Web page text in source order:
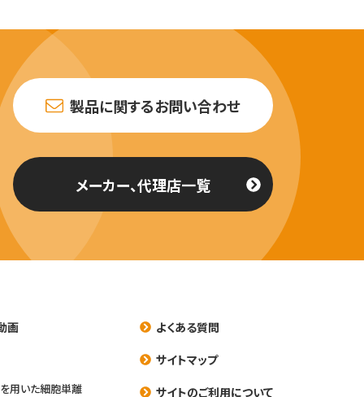
製品に関するお問い合わせ
メーカー、代理店一覧
画
用いた細胞単離
よくある質問
サイトマップ
サイトのご利用について